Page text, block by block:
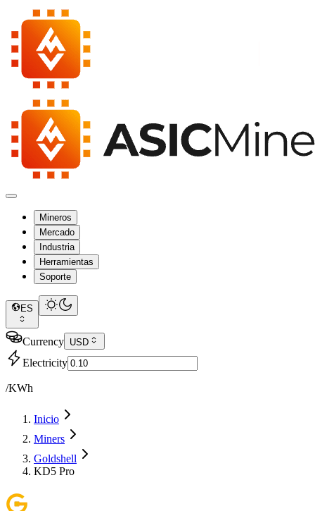
Mineros
Mercado
Industria
Herramientas
Soporte
ES
Currency USD
Electricity
/KWh
Inicio
Miners
Goldshell
KD5 Pro